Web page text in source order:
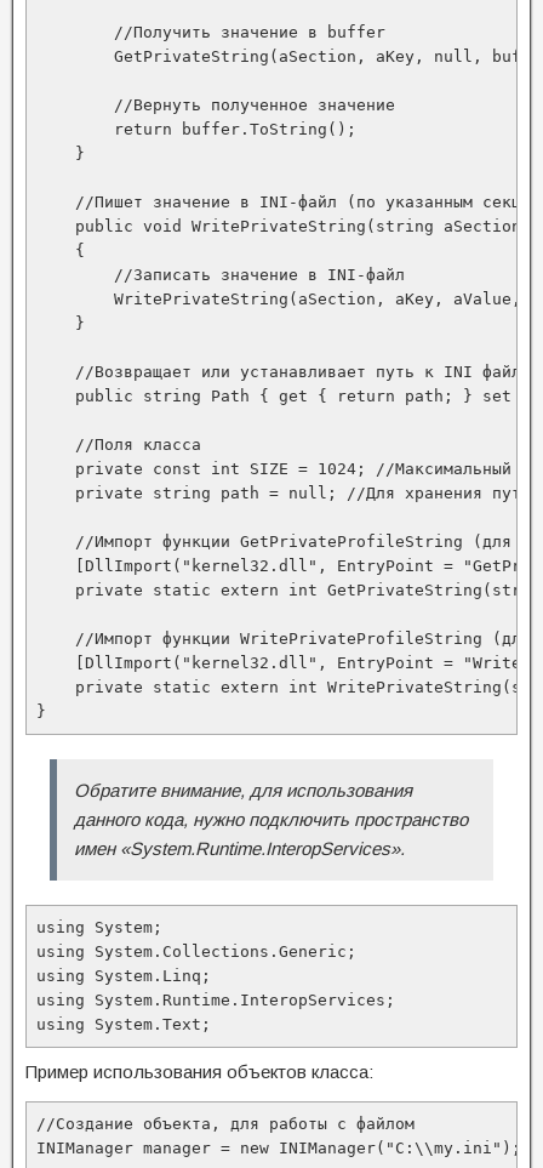
        //Получить значение в buffer
GetPrivateString(aSection, aKey, null,
        //Вернуть полученное значение
        return buffer.ToString();
    }
//Пишет значение в INI-файл (по указанным
public void WritePrivateString(string aSection,
    {
        //Записать значение в INI-файл
WritePrivateString(aSection, aKey, aValue,
    }
    //Возвращает или устанавливает путь к INI файлу
public string Path { get { return path; } set {
    //Поля класса
private const int SIZE = 1024; //Максимальный
private string path = null; //Для хранения пути
//Импорт функции GetPrivateProfileString (для
[DllImport("kernel32.dll", EntryPoint =
private static extern int
//Импорт функции WritePrivateProfileString
[DllImport("kernel32.dll", EntryPoint =
private static extern int
}
Обратите внимание, для использования
данного кода, нужно подключить пространство
имен «System.Runtime.InteropServices».
using System;
using System.Collections.Generic;
using System.Linq;
using System.Runtime.InteropServices;
using System.Text;
Пример использования объектов класса:
//Создание объекта, для работы с файлом
INIManager manager = new INIManager("C:\\my.ini");